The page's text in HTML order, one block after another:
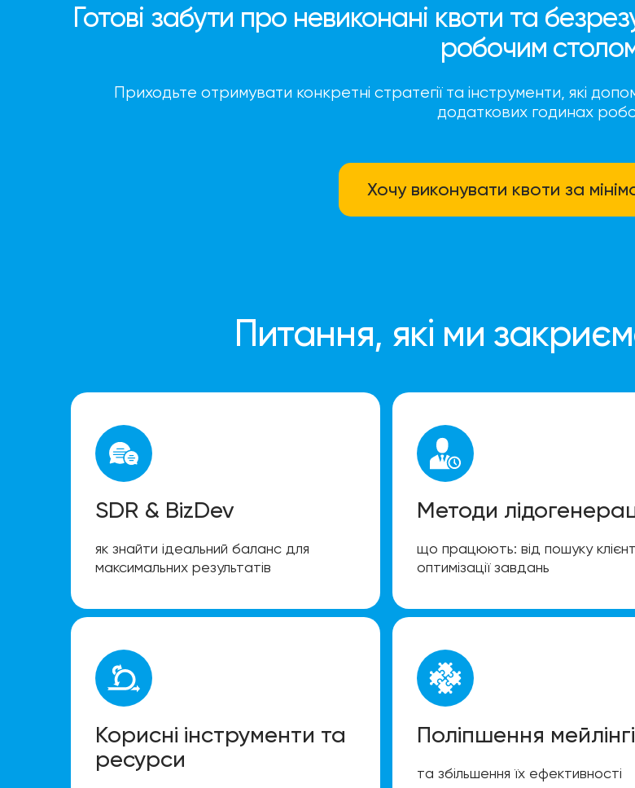
Готові забути про невиконані квоти та
робочим
Приходьте отримувати конкретні стратегії та інструменти, які
додаткових годинах
Хочу виконувати квоти за
Питання, які ми
SDR & BizDev
як знайти ідеальний баланс для
максимальних результатів
Методи
що працюють: від пошуку
оптимізації завдань
Корисні інструменти та
ресурси
Поліпшення
та збільшення їх ефективності